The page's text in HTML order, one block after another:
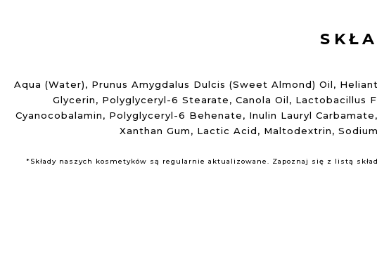
Aqua (Water), Prunus Amygdalus Dulcis (Sweet Almond) Oil,
Glycerin, Polyglyceryl-6 Stearate, Canola Oil, Lactobacillus
Cyanocobalamin, Polyglyceryl-6 Behenate, Inulin Lauryl
Xanthan Gum, Lactic Acid, Maltodextrin,
*Składy naszych kosmetyków są regularnie aktualizowane. Zapoznaj się z listą